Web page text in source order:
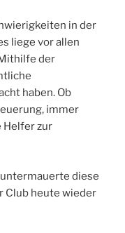
in der
liege vor allen
der
haben. Ob
immer
Helfer zur
diese
Club heute wieder